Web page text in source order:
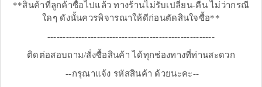
**สินค้าที่ลูกค้าซื้อไปแล้ว ทางร้านไม่รับเปลี่ยน-คืน ไม่ว่ากรณี
ใดๆ ดังนั้นควรพิจารณาให้ดีก่อนตัดสินใจซื้อ**
------------------------------------------------------
ติดต่อสอบถาม/สั่งซื้อสินค้า ได้ทุกช่องทางที่ท่านสะดวก
--กรุณาแจ้ง รหัสสินค้า ด้วยนะคะ--